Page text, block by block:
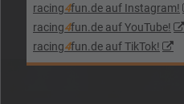
racing4fun.de auf Instagram!
racing4fun.de auf YouTube!
racing4fun.de auf TikTok!